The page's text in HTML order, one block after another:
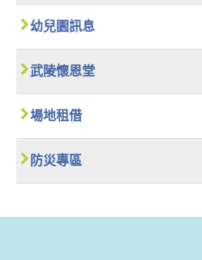
幼兒園訊息
武陵懷恩堂
場地租借
防災專區